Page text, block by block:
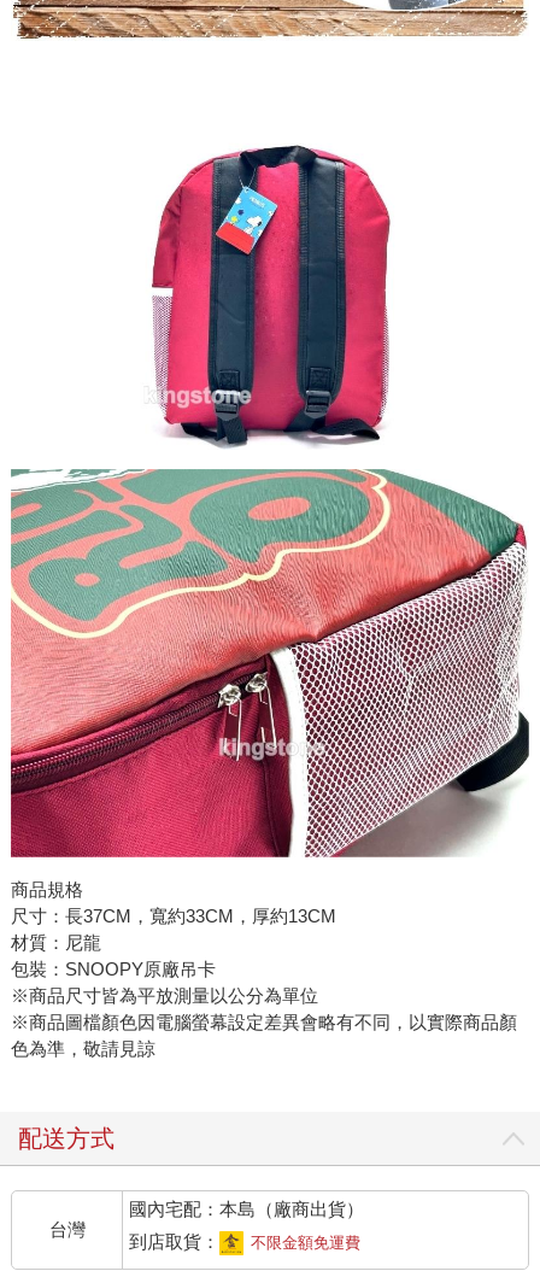
商品規格
尺寸：長37CM，寬約33CM，厚約13CM
材質：尼龍
包裝：SNOOPY原廠吊卡
※商品尺寸皆為平放測量以公分為單位
※商品圖檔顏色因電腦螢幕設定差異會略有不同，以實際商品顏
色為準，敬請見諒
配送方式
台灣
國內宅配：本島（廠商出貨）
到店取貨：
不限金額免運費